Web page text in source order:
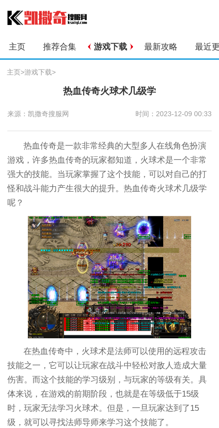
主页 推荐合集 游戏下载 最新攻略 最近
主页>游戏下载>
热血传奇火球术几级学
来源：凯撒奇搜服网 时间：2023-12-09 00:33
热血传奇是一款非常经典的大型多人在线角色扮演
游戏，许多热血传奇的玩家都知道，火球术是一个非常
强大的技能。当玩家掌握了这个技能，可以对自己的打
怪和战斗能力产生很大的提升。热血传奇火球术几级学
呢？
在热血传奇中，火球术是法师可以使用的远程攻击
技能之一，它可以让玩家在战斗中轻松对敌人造成大量
伤害。而这个技能的学习级别，与玩家的等级有关。具
体来说，在游戏的前期阶段，也就是在等级低于15级
时，玩家无法学习火球术。但是，一旦玩家达到了15
级，就可以寻找法师导师来学习这个技能了。